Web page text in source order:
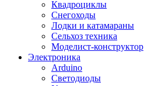
Квадроциклы
Снегоходы
Лодки и катамараны
Сельхоз техника
Моделист-конструктор
Электроника
Arduino
Светодиоды